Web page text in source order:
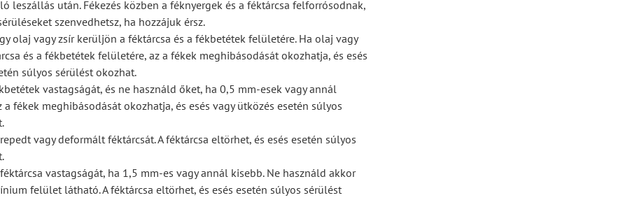
leszállás után. Fékezés közben a féknyergek és a féktárcsa felforrósodnak,
szenvedhetsz, ha hozzájuk érsz.
olaj vagy zsír kerüljön a féktárcsa és a fékbetétek felületére. Ha olaj vagy
és a fékbetétek felületére, az a fékek meghibásodását okozhatja, és esés
súlyos sérülést okozhat.
vastagságát, és ne használd őket, ha 0,5 mm-esek vagy annál
a fékek meghibásodását okozhatja, és esés vagy ütközés esetén súlyos
vagy deformált féktárcsát. A féktárcsa eltörhet, és esés esetén súlyos
vastagságát, ha 1,5 mm-es vagy annál kisebb. Ne használd akkor
felület látható. A féktárcsa eltörhet, és esés esetén súlyos sérülést